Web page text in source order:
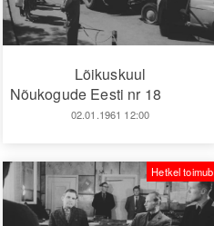
Lõikuskuul
Nõukogude Eesti nr 18
02.01.1961 12:00
Hetkel toimub